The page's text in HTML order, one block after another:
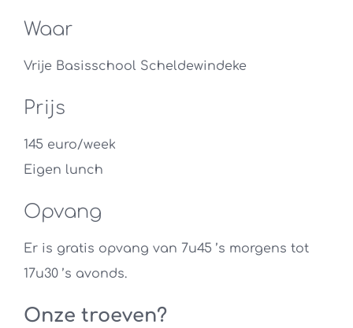
Waar
Vrije Basisschool Scheldewindeke
Prijs
145 euro/week
Eigen lunch
Opvang
Er is gratis opvang van 7u45 ’s morgens tot
17u30 ’s avonds.
Onze troeven?